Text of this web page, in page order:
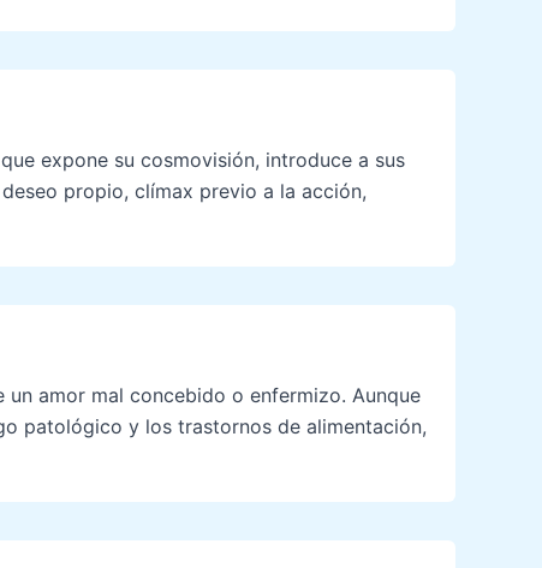
expone su cosmovisión, introduce a sus
propio, clímax previo a la acción,
amor mal concebido o enfermizo. Aunque
patológico y los trastornos de alimentación,